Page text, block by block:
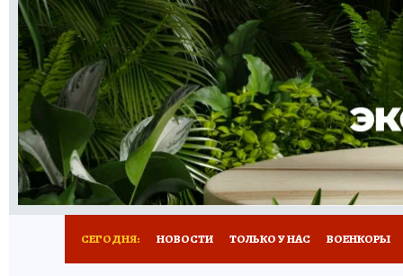
КНИЖНАЯ ПОЛКА ПРОГНОЗЫ НА СПОРТ
ПРЕСС-ЦЕНТР НЕДВИЖИМОСТЬ
РАДИО КП РЕКЛАМА ТЕСТЫ НОВОЕ
СЕГОДНЯ: НОВОСТИ ТОЛЬКО У НАС ВОЕНКОРЫ